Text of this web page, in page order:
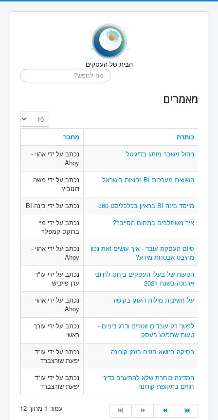
הבית של העסקים
חיפוש...
מאמרים
הצגת #
כותרת
מחבר
ניהול משבר מותג בדיגיטל
נכתב על ידי אהוי -
Ahoy
השוואת מערכות BI נפוצות בישראל
נכתב על ידי משה
דונוביץ
מייסד בינה BI בראיון בכלכליסט 360
נכתב על ידי בינה BI
איך משתלבים בתחום הסייבר?
נכתב על ידי מיי
ברוקס קמפלר
סיום העסקת עובד - איך עושים זאת נכון
מהיבט אבטחת מידע?
נכתב על ידי אהוי -
Ahoy
הטעות של בעלי העסקים ביחס לחיובי
ארנונה בשנת 2021
נכתב על ידי עו"ד
ערן פייביש
על חשיבות מילות העוגן בקישור
נכתב על ידי אהוי -
Ahoy
לפטר רק עובדים זוטרים ודרג ביניים -
טעות שתפגע בעסק
נכתב על ידי עורך
ראשי
פסיקה בנושא חוזים בזמן קורונה
נכתב על ידי עו"ד
יפעת שורצברד
המדינה בוחרת שלא להתערב בדיני
חוזים בתקופת קורונה
נכתב על ידי עו"ד
יפעת שורצברד
עמוד 1 מתוך 12